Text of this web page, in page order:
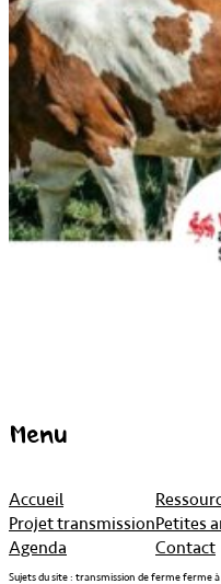
Menu
Accueil
Projet transmission
Agenda
Petites
Contact
Sujets du site : transmission de ferme ferme